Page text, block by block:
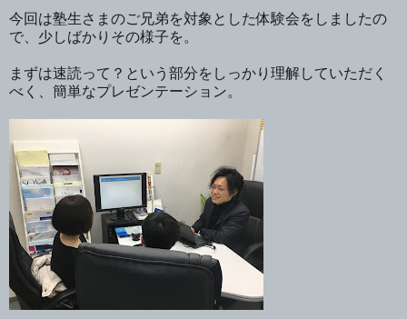
今回は塾生さまのご兄弟を対象とした体験会をしましたの
で、少しばかりその様子を。
まずは速読って？という部分をしっかり理解していただく
べく、簡単なプレゼンテーション。